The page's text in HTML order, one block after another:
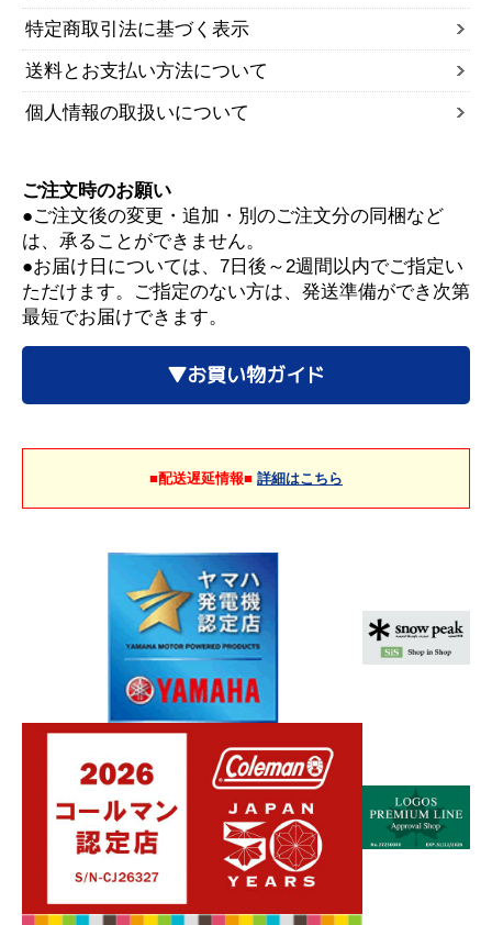
特定商取引法に基づく表示
送料とお支払い方法について
個人情報の取扱いについて
ご注文時のお願い
●ご注文後の変更・追加・別のご注文分の同梱など
は、承ることができません。
●お届け日については、7日後～2週間以内でご指定い
ただけます。ご指定のない方は、発送準備ができ次第
最短でお届けできます。
▼お買い物ガイド
■配送遅延情報■ 詳細はこちら